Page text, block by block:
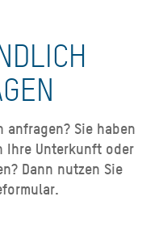
Sie haben
Ihre Unterkunft oder
Dann nutzen Sie